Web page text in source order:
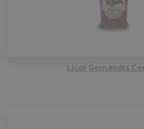
Licor Demandis